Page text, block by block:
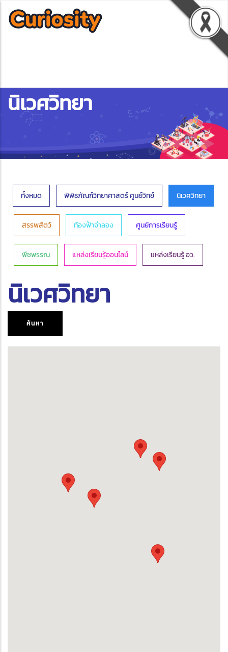
นิเวศวิทยา
ทั้งหมด พิพิธภัณฑ์วิทยาศาสตร์ ศูนย์วิทย์ นิเวศวิทยา
สรรพสัตว์ ท้องฟ้าจำลอง ศูนย์การเรียนรู้
พืชพรรณ แหล่งเรียนรู้ออนไลน์ แหล่งเรียนรู้ อว.
นิเวศวิทยา
ค้นหา